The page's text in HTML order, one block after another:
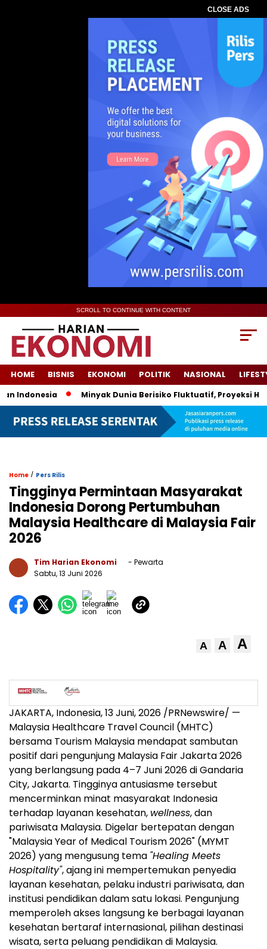
CLOSE ADS
SCROLL TO CONTINUE WITH CONTENT
HOME BISNIS EKONOMI POLITIK NASIONAL
Minyak Dunia Berisiko Fluktuatif, Proyeksi Harga
Home / Pers Rilis
Tingginya Permintaan Masyarakat
Indonesia Dorong Pertumbuhan
Malaysia Healthcare di Malaysia Fair
2026
Tim Harian Ekonomi
- Pewarta
Sabtu, 13 Juni 2026
A A A
JAKARTA, Indonesia,13 Juni, 2026 /PRNewswire/ —
Malaysia Healthcare Travel Council (MHTC)
bersama Tourism Malaysia mendapat sambutan
positif dari pengunjung Malaysia Fair Jakarta 2026
yang berlangsung pada 4–7 Juni 2026 di Gandaria
City, Jakarta. Tingginya antusiasme tersebut
mencerminkan minat masyarakat Indonesia
terhadap layanan kesehatan, wellness, dan
pariwisata Malaysia. Digelar bertepatan dengan
"Malaysia Year of Medical Tourism 2026" (MYMT
2026) yang mengusung tema "Healing Meets
Hospitality", ajang ini mempertemukan penyedia
layanan kesehatan, pelaku industri pariwisata, dan
institusi pendidikan dalam satu lokasi. Pengunjung
memperoleh akses langsung ke berbagai layanan
kesehatan bertaraf internasional, pilihan destinasi
wisata, serta peluang pendidikan di Malaysia.